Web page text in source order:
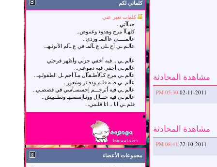
مشاهدة المحادثة
02-11-2011
05:30 PM
مشاهدة المحادثة
22-10-2011
08:41 PM
كلماتي لكم
كلمات تعبر عني
حيـآآتي..
كلهـآآ مرح وهدوء وغموض..
عآلمـــــي عآآلـمـ وردي..
عآلـم ـي أح ـلى ع ـآلمـ في ع ـآلم الأنوثـهـ..
عآلم ـي .. فيه أخفي حزني وأظهر فرحتي
عآلم ـي أخفي فيه دموعـي..
عآلم ـي مرح كـآلأطـفآآل مـآ أجم ـل الطفولـهـ..
عآلم ـي فيـه قلـم ودفـتر وشعور..
عآلم ـي فيه أترجـــم إحسسـآسي في قصصـي..
عآلم ـي فيه خبــآإل وونـآإسسـهـ وتطـنييش..
قلم ـي انا .. انا قلـمي..
مجموعات الأعضاء